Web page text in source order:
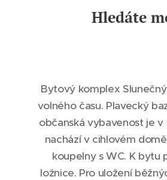
Hledáte
Bytový komplex
volného času. Plavecký
občanská vybavenost je v
nachází v cihlovém
koupelny s WC. K bytu
ložnice. Pro uložení